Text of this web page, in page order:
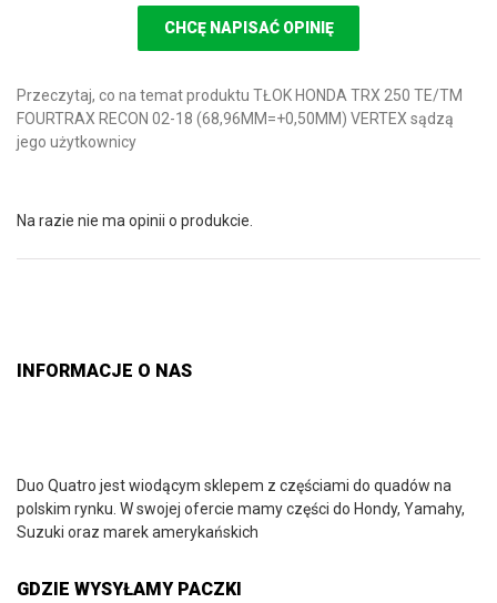
CHCĘ NAPISAĆ OPINIĘ
Przeczytaj, co na temat produktu TŁOK HONDA TRX 250 TE/TM
FOURTRAX RECON 02-18 (68,96MM=+0,50MM) VERTEX sądzą
jego użytkownicy
Na razie nie ma opinii o produkcie.
INFORMACJE O NAS
Duo Quatro jest wiodącym sklepem z częściami do quadów na
polskim rynku. W swojej ofercie mamy części do Hondy, Yamahy,
Suzuki oraz marek amerykańskich
GDZIE WYSYŁAMY PACZKI